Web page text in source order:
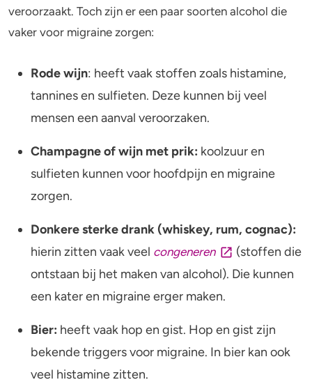
veroorzaakt. Toch zijn er een paar soorten alcohol die
vaker voor migraine zorgen:
Rode wijn: heeft vaak stoffen zoals histamine,
tannines en sulfieten. Deze kunnen bij veel
mensen een aanval veroorzaken.
Champagne of wijn met prik: koolzuur en
sulfieten kunnen voor hoofdpijn en migraine
zorgen.
Donkere sterke drank (whiskey, rum, cognac):
hierin zitten vaak veel congeneren
(stoffen die
ontstaan bij het maken van alcohol). Die kunnen
een kater en migraine erger maken.
Bier: heeft vaak hop en gist. Hop en gist zijn
bekende triggers voor migraine. In bier kan ook
veel histamine zitten.